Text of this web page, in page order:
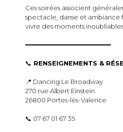
Ces soirées associent
spectacle, danse et ambiance
vivre des moments inoubliables.
━━━━━━━━━━━━━━━━━━━━━━
📞 RENSEIGNEMENTS &
📍 Dancing Le Broadway
270 rue Albert Einstein
26800 Portes-lès-Valence
📞 07 67 01 67 35